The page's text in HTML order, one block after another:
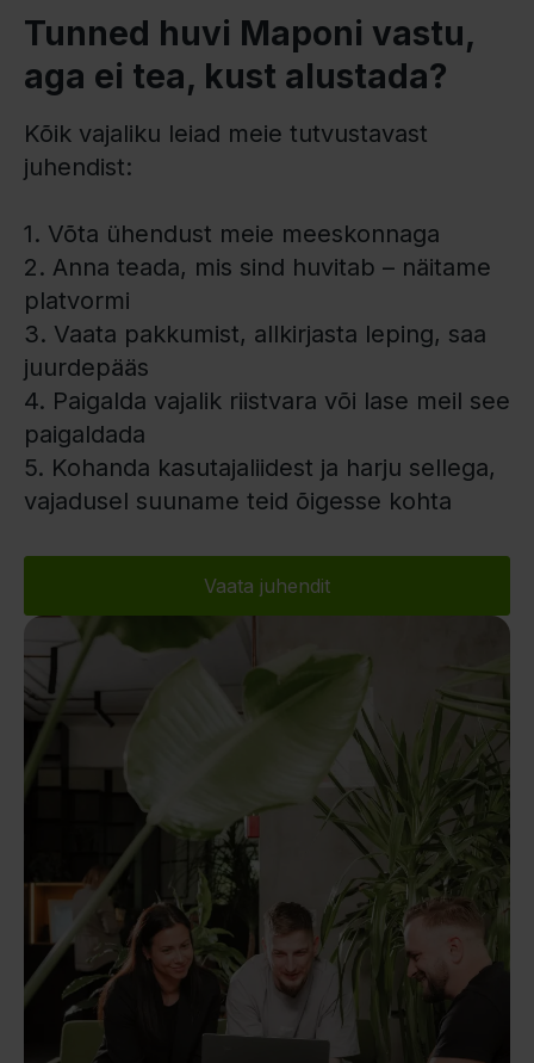
Tunned huvi Maponi vastu,
aga ei tea, kust alustada?
Kõik vajaliku leiad meie tutvustavast
juhendist:
1. Võta ühendust meie meeskonnaga
2. Anna teada, mis sind huvitab – näitame
platvormi
3. Vaata pakkumist, allkirjasta leping, saa
juurdepääs
4. Paigalda vajalik riistvara või lase meil see
paigaldada
5. Kohanda kasutajaliidest ja harju sellega,
vajadusel suuname teid õigesse kohta
Vaata juhendit